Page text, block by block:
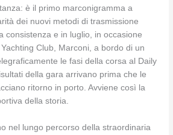
è il primo marconigramma a
dei nuovi metodi di trasmissione
consistenza e in luglio, in occasione
Club, Marconi, a bordo di un
le fasi della corsa al Daily
della gara arrivano prima che le
ritorno in porto. Avviene così la
della storia.
nel lungo percorso della straordinaria